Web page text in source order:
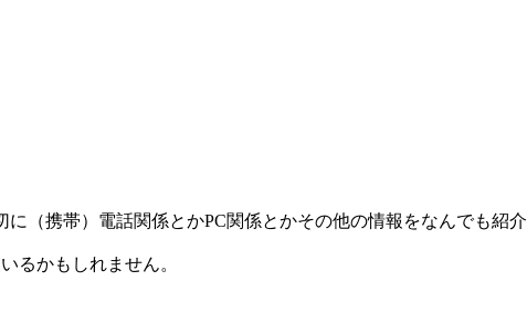
に（携帯）電話関係とかPC関係とかその他の情報をなんでも紹
るかもしれません。